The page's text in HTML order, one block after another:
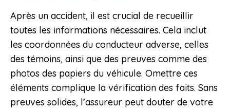
Après un accident, il est crucial de recueillir
toutes les informations nécessaires. Cela inclut
les coordonnées du conducteur adverse, celles
des témoins, ainsi que des preuves comme des
photos des papiers du véhicule. Omettre ces
éléments complique la vérification des faits. Sans
preuves solides, l’assureur peut douter de votre